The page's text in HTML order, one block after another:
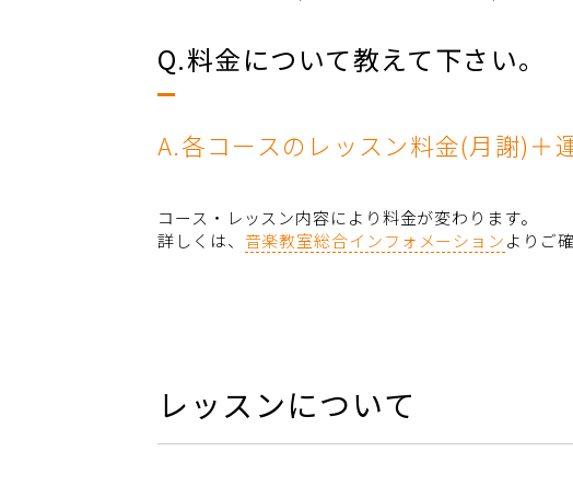
Q.料金について教えて下さい。
A.各コースのレッスン料金(月謝)＋
コース・レッスン内容により料金が変わります。
詳しくは、 音楽教室総合インフォメーションよりご
レッスンについて